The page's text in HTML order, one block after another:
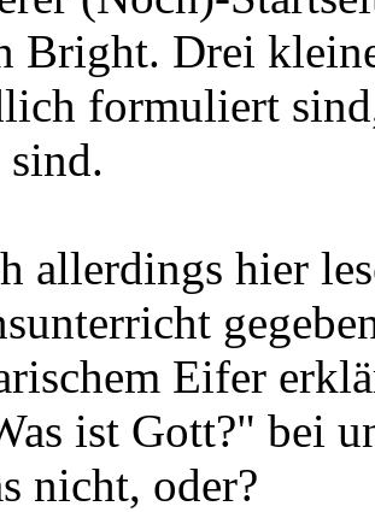
Bright. Drei
formuliert
allerdings hier
Eifer
ist Gott?" bei
nicht, oder?